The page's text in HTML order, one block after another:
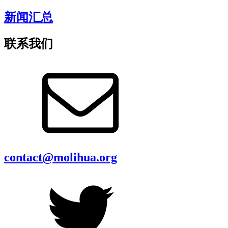
新闻汇总
联系我们
contact@molihua.org